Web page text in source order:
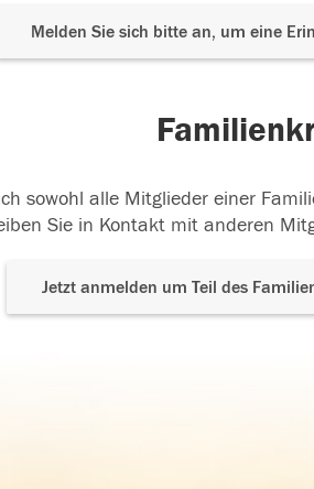
Melden Sie sich bitte an, um eine
sowohl alle Mitglieder einer
Sie in Kontakt mit anderen
Jetzt anmelden um Teil des